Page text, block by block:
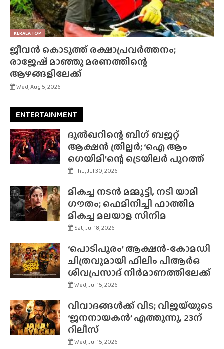
KERALA TOP
ജീവൻ കൊടുത്ത് രക്ഷാപ്രവർത്തനം;
രാജേഷ് മാഞ്ഞു മരണത്തിന്റെ
ആഴങ്ങളിലേക്ക്
Wed, Aug 5, 2026
ENTERTAINMENT
ദുൽഖറിന്റെ ബിഗ് ബജറ്റ്
ആക്ഷൻ ത്രില്ലർ; ‘ഐ ആം
ഗെയിമി’ന്റെ ട്രെയിലർ പുറത്ത്
Thu, Jul 30, 2026
മികച്ച നടൻ മമ്മൂട്ടി, നടി യാമി
ഗൗതം; ഫെമിനിച്ചി ഫാത്തിമ
മികച്ച മലയാള സിനിമ
Sat, Jul 18, 2026
‘പൊടിപൂരം’ ആക്ഷൻ-കോമഡി
ചിത്രവുമായി ഫിലിം പിആർഒ
ശിവപ്രസാദ് നിർമാണത്തിലേക്ക്
Wed, Jul 15, 2026
വിവാദങ്ങൾക്ക് വിട; വിജയ്‌യുടെ
‘ജനനായകൻ’ എത്തുന്നു, 23ന്
റിലീസ്
Wed, Jul 15, 2026